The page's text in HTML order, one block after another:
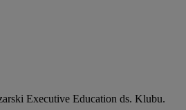
Executive Education ds. Klubu.